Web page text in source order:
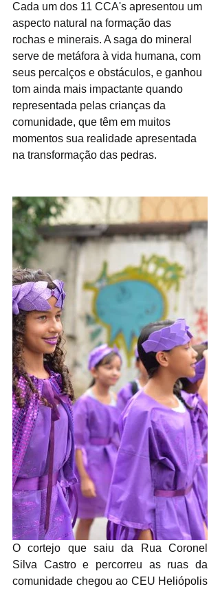
Cada um dos 11 CCA's apresentou um
aspecto natural na formação das
rochas e minerais. A saga do mineral
serve de metáfora à vida humana, com
seus percalços e obstáculos, e ganhou
tom ainda mais impactante quando
representada pelas crianças da
comunidade, que têm em muitos
momentos sua realidade apresentada
na transformação das pedras.
O cortejo que saiu da Rua Coronel
Silva Castro e percorreu as ruas da
comunidade chegou ao CEU Heliópolis